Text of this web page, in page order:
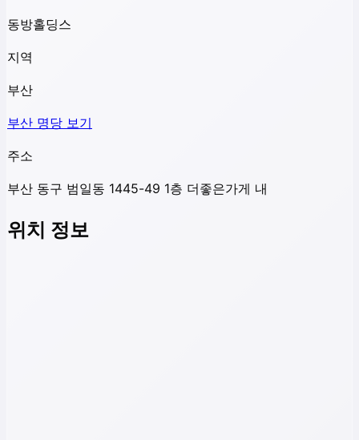
동방홀딩스
지역
부산
부산 명당 보기
주소
부산 동구 범일동 1445-49 1층 더좋은가게 내
위치 정보